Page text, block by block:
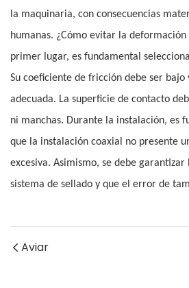
la maquinaria, con consecuencias
humanas. ¿Cómo evitar la deformación
primer lugar, es fundamental
Su coeficiente de fricción debe ser
adecuada. La superficie de contacto
ni manchas. Durante la instalación, es
que la instalación coaxial no presente
excesiva. Asimismo, se debe
sistema de sellado y que el error de
Aviar